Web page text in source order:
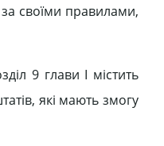
своїми правилами,
9 глави І містить
які мають змогу